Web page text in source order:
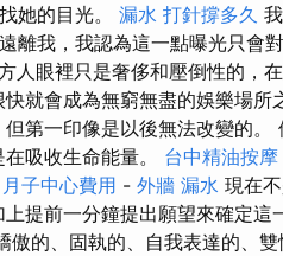
她的目光。 漏水 打針撐多久
離我，我認為這一點曝光只會
人眼裡只是奢侈和壓倒性的，
就會成為無窮無盡的娛樂場所
第一印像是以後無法改變的。
吸收生命能量。 台中精油按摩
月子中心費用 - 外牆 漏水 現在
提前一分鐘提出願望來確定這
的、固執的、自我表達的、